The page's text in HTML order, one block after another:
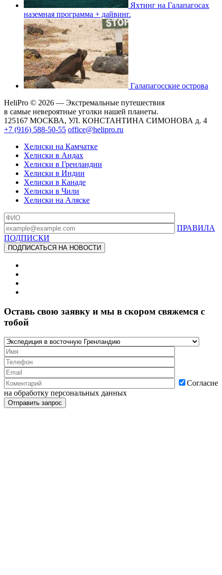
Яхтинг на Галапагосах
наземная программа + дайвинг.
Галапагосские острова
HeliPro © 2026 — Экстремальные путешествия
в самые невероятные уголки нашей планеты.
125167 МОСКВА, УЛ. КОНСТАНТИНА СИМОНОВА д. 4
+7 (916) 588-50-55 office@helipro.ru
Хелиски на Камчатке
Хелиски в Андах
Хелиски в Гренландии
Хелиски в Индии
Хелиски в Канаде
Хелиски в Чили
Хелиски на Аляске
ПРАВИЛА
ПОДПИСКИ
Оставь свою заявку и мы в скором свяжемся с
тобой
Согласие
на обработку персональных данных